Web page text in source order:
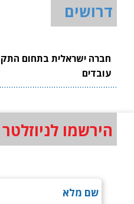
דרושים
חברה ישראלית בתחום
עובדים
הירשמו